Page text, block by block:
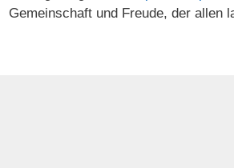
Gemeinschaft und Freude, der allen